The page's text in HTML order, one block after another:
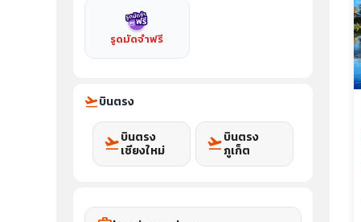
รูดมัดจำฟรี
flight_takeoffบินตรง
flight_takeoffบินตรง
เชียงใหม่
flight_takeoffบินตรง
ภูเก็ต